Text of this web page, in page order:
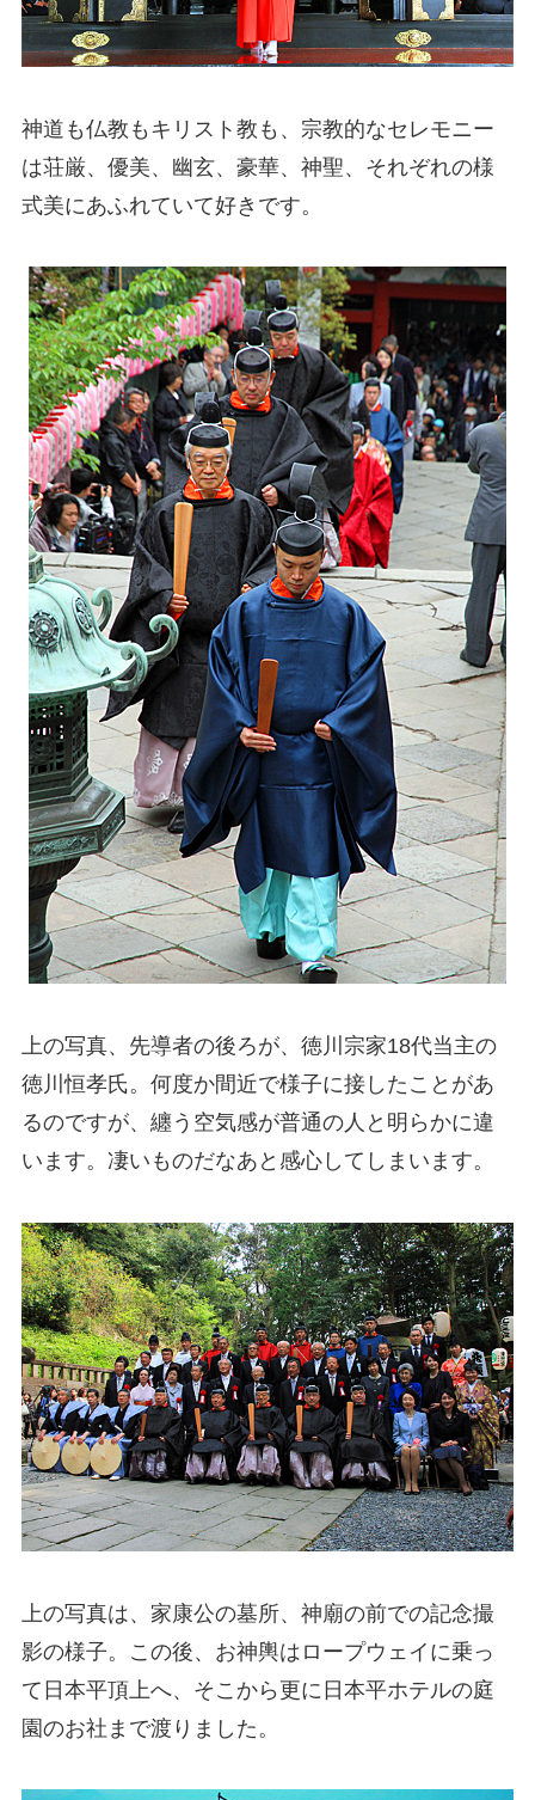
神道も仏教もキリスト教も、宗教的なセレモニー
は荘厳、優美、幽玄、豪華、神聖、それぞれの様
式美にあふれていて好きです。
上の写真、先導者の後ろが、徳川宗家18代当主の
徳川恒孝氏。何度か間近で様子に接したことがあ
るのですが、纏う空気感が普通の人と明らかに違
います。凄いものだなあと感心してしまいます。
上の写真は、家康公の墓所、神廟の前での記念撮
影の様子。この後、お神輿はロープウェイに乗っ
て日本平頂上へ、そこから更に日本平ホテルの庭
園のお社まで渡りました。